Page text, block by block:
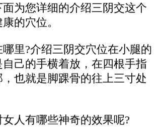
为您详细的介绍三阴交这个
的穴位。
?介绍三阴交穴位在小腿的
己的手横着放，在四根手指
也就是脚踝骨的往上三寸处
有哪些神奇的效果呢?